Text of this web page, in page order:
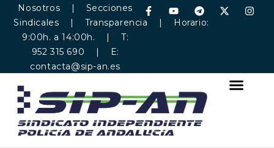
Nosotros | Secciones
Sindicales | Transparencia | Horario:
9:00h. a 14:00h. | T:
952 315 690 | E:
contacta@sip-an.es